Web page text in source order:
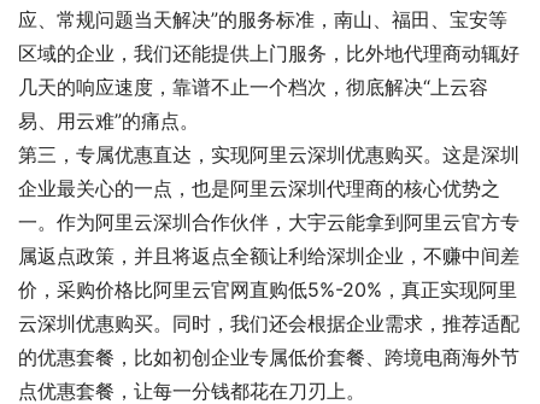
应、常规问题当天解决”的服务标准，南山、福田、宝安等
区域的企业，我们还能提供上门服务，比外地代理商动辄好
几天的响应速度，靠谱不止一个档次，彻底解决“上云容
易、用云难”的痛点。
第三，专属优惠直达，实现阿里云深圳优惠购买。这是深圳
企业最关心的一点，也是阿里云深圳代理商的核心优势之
一。作为阿里云深圳合作伙伴，大宇云能拿到阿里云官方专
属返点政策，并且将返点全额让利给深圳企业，不赚中间差
价，采购价格比阿里云官网直购低5%-20%，真正实现阿里
云深圳优惠购买。同时，我们还会根据企业需求，推荐适配
的优惠套餐，比如初创企业专属低价套餐、跨境电商海外节
点优惠套餐，让每一分钱都花在刀刃上。